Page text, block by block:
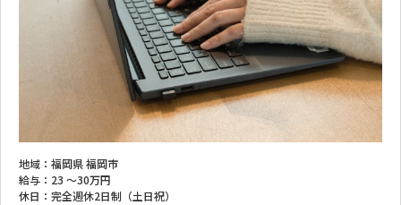
地域： 福岡県 福岡市
給与： 23 ～30万円
休日： 完全週休2日制（土日祝）